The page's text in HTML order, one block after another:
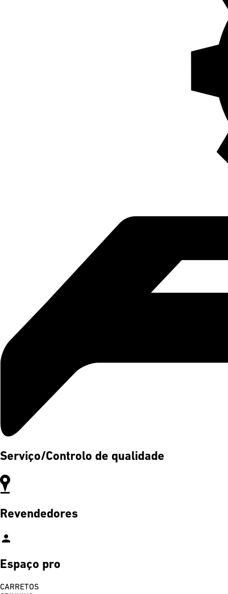
Serviço/Controlo de qualidade
Revendedores
person
Espaço pro
CARRETOS